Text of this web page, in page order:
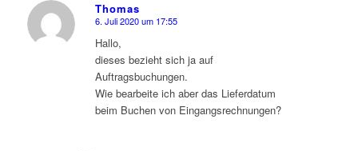
Thomas
sagte:
6. Juli 2020 um 17:55
Hallo,
dieses bezieht sich ja auf
Auftragsbuchungen.
Wie bearbeite ich aber das Lieferdatum
beim Buchen von Eingangsrechnungen?